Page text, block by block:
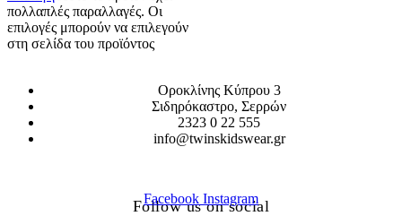
πολλαπλές παραλλαγές. Οι
επιλογές μπορούν να επιλεγούν
στη σελίδα του προϊόντος
Οροκλίνης Κύπρου 3
Σιδηρόκαστρο, Σερρών
2323 0 22 555
info@twinskidswear.gr
Follow us on social
Facebook Instagram